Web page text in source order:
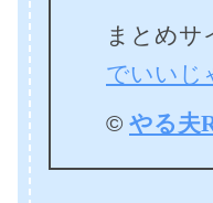
まとめサ
でいいじ
© やる夫